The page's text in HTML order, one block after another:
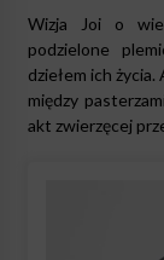
Wizja Joi o
podzielone
dziełem ich
między
akt zwierzęcej